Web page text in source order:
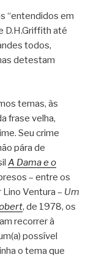
“entendidos em
D.H.Griffith até
todos,
detestam
temas, às
frase velha,
Seu crime
pára de
A Dama e o
– entre os
Ventura – Um
, de 1978, os
recorrer à
possível
o tema que